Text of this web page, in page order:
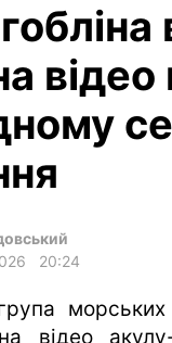
відео
20:24
морських
відео